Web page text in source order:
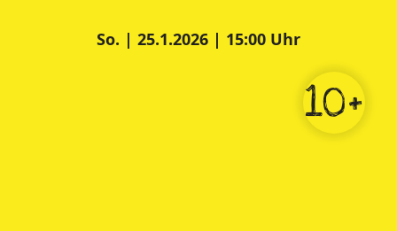
So. | 25.1.2026 | 15:00 Uhr
10+